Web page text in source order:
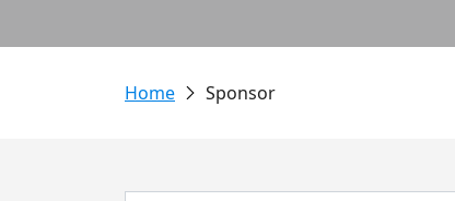
Sponsor